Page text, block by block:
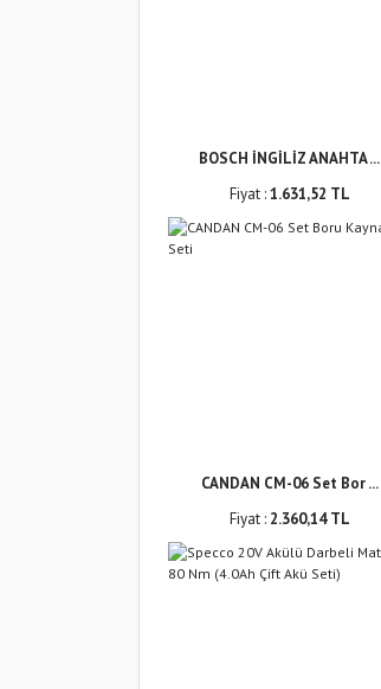
BOSCH İNGİLİZ ANAHTA ...
Fiyat :1.631,52 TL
CANDAN CM-06 Set Bor ...
Fiyat : 2.360,14 TL